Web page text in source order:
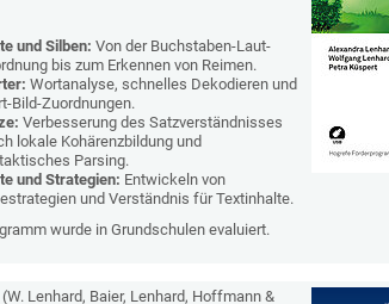
und Silben: Von der Buchstaben-Laut-
bis zum Erkennen von Reimen.
Wortanalyse, schnelles Dekodieren und
Bild-Zuordnungen.
Verbesserung des Satzverständnisses
lokale Kohärenzbildung und
Parsing.
und Strategien: Entwickeln von
und Verständnis für Textinhalte.
wurde in Grundschulen evaluiert.
Lenhard, Baier, Lenhard, Hoffmann &